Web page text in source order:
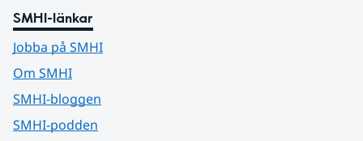
SMHI-länkar
Jobba på SMHI
Om SMHI
SMHI-bloggen
SMHI-podden